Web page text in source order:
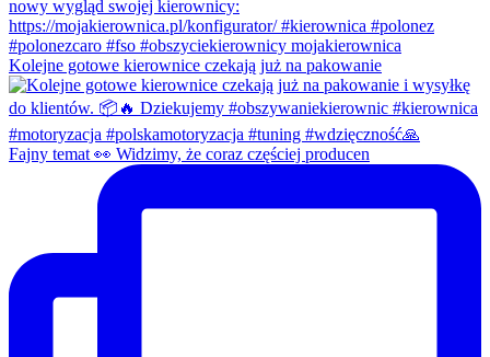
Kolejne gotowe kierownice czekają już na pakowanie
Fajny temat 👀 Widzimy, że coraz częściej producen